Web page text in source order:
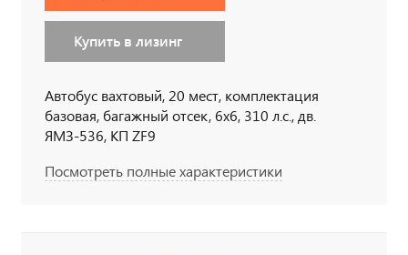
Купить в лизинг
Автобус вахтовый, 20 мест, комплектация
базовая, багажный отсек, 6х6, 310 л.с., дв.
ЯМЗ-536, КП ZF9
Посмотреть полные характеристики